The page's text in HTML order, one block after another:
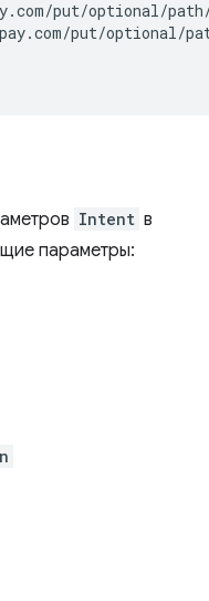
Intent в
параметры: